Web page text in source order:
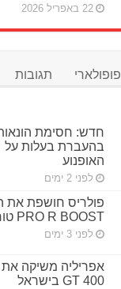
22 באפריל 2026
פופולארי תגובות
חדש: חסימת
בהעברת בעלות על
האופנוע
לפני 2 ימים
PRO R BOOST טורבו
לפני 3 ימים
GT 400 בישראל